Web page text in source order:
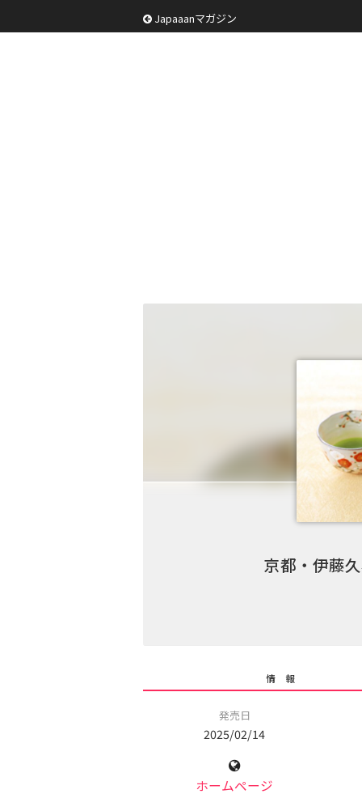
Japaaanマガジン
京都・伊藤
情 報
発売日
2025/02/14
ホームページ